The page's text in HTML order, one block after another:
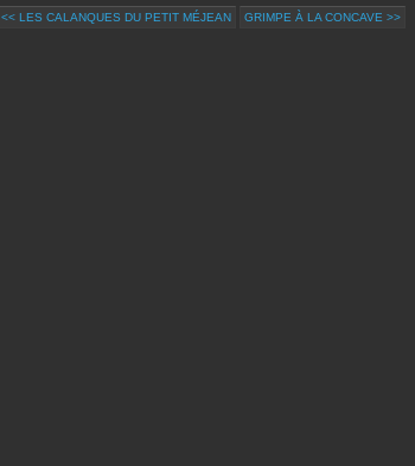
<< LES CALANQUES DU PETIT MÉJEAN GRIMPE À LA CONCAVE >>